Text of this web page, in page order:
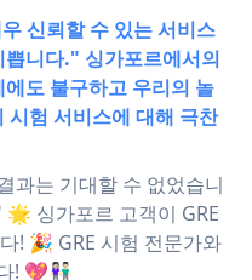
신뢰할 수 있는 서비스
니다." 싱가포르에서의
도 불구하고 우리의 놀
시험 서비스에 대해 극찬
과는 기대할 수 없었습니
🌟 싱가포르 고객이 GRE
! 🎉 GRE 시험 전문가와
💖👫🏻